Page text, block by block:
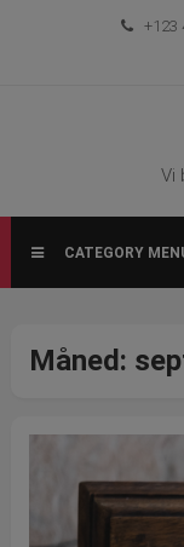
+123
Vi
CATEGORY
Måned: